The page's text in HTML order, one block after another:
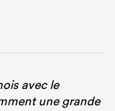
avec le
une grande